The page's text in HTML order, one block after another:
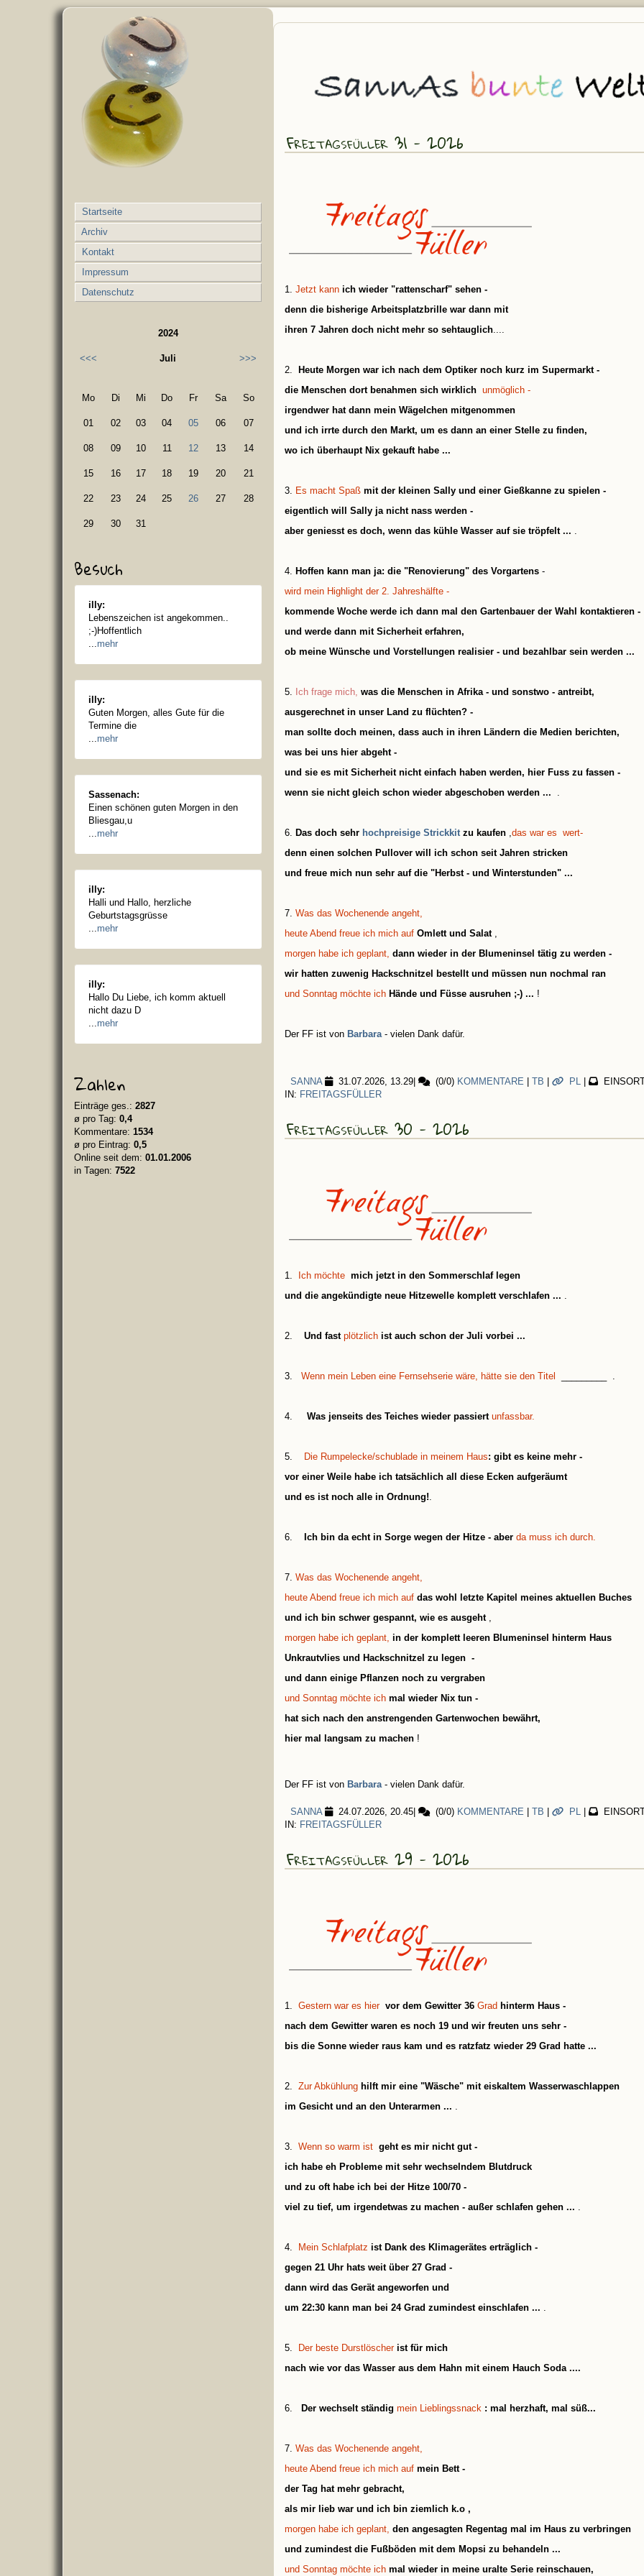
Freitagsfüller 31 - 2026
1. Jetzt kann ich wieder "rattenscharf" sehen -
denn die bisherige Arbeitsplatzbrille war dann mit
ihren 7 Jahren doch nicht mehr so sehtauglich....
2.
Heute Morgen war ich nach dem Optiker noch kurz im Supermarkt -
die Menschen dort benahmen sich wirklich unmöglich -
irgendwer hat dann mein Wägelchen mitgenommen
und ich irrte durch den Markt, um es dann an einer Stelle zu finden,
wo ich überhaupt Nix gekauft habe ...
3. Es macht Spaß mit der kleinen Sally und einer Gießkanne zu spielen -
eigentlich will Sally ja nicht nass werden -
aber geniesst es doch, wenn das kühle Wasser auf sie tröpfelt ... .
4. Hoffen kann man ja: die "Renovierung" des Vorgartens -
wird mein Highlight der 2. Jahreshälfte -
kommende Woche werde ich dann mal den Gartenbauer der Wahl kontaktieren -
und werde dann mit Sicherheit erfahren,
ob meine Wünsche und Vorstellungen realisier - und bezahlbar sein werden ...
5. Ich frage mich, was die Menschen in Afrika - und sonstwo - antreibt,
ausgerechnet in unser Land zu flüchten? -
man sollte doch meinen, dass auch in ihren Ländern die Medien berichten,
was bei uns hier abgeht -
und sie es mit Sicherheit nicht einfach haben werden, hier Fuss zu fassen -
wenn sie nicht gleich schon wieder abgeschoben werden ... .
6. Das doch sehr hochpreisige Strickkitzu kaufen ,das war es wert-
denn einen solchen Pullover will ich schon seit Jahren stricken
und freue mich nun sehr auf die "Herbst - und Winterstunden" ...
7. Was das Wochenende angeht,
heute Abend freue ich mich auf Omlett und Salat,
morgen habe ich geplant, dann wieder in der Blumeninsel tätig zu werden -
wir hatten zuwenig Hackschnitzel bestellt und müssen nun nochmal ran
und Sonntag möchte ich Hände und Füsse ausruhen ;-) ... !
Der FF ist von Barbara- vielen Dank dafür.
SANNA 31.07.2026, 13.29 (0/0) KOMMENTARE TB PL
IN: FREITAGSFÜLLER
Freitagsfüller 30 - 2026
1. Ich möchte mich jetzt in den Sommerschlaf legen
und die angekündigte neue Hitzewelle komplett verschlafen ... .
2. Und fastplötzlich ist auch schon der Juli vorbei ...
3. Wenn mein Leben eine Fernsehserie wäre, hätte sie den Titel _________ .
4. Was jenseits des Teiches wieder passiertunfassbar.
5. Die Rumpelecke/schublade in meinem Haus: gibt es keine mehr -
vor einer Weile habe ich tatsächlich all diese Ecken aufgeräumt
und es ist noch alle in Ordnung!.
6. Ich bin da echt in Sorge wegen der Hitze - aber da muss ich durch.
7. Was das Wochenende angeht,
heute Abend freue ich mich auf das wohl letzte Kapitel meines aktuellen Buches
und ich bin schwer gespannt, wie es ausgeht,
morgen habe ich geplant, in der komplett leeren Blumeninsel hinterm Haus
Unkrautvlies und Hackschnitzel zu legen -
und dann einige Pflanzen noch zu vergraben
und Sonntag möchte ich mal wieder Nix tun -
hat sich nach den anstrengenden Gartenwochen bewährt,
hier mal langsam zu machen !
Der FF ist von Barbara- vielen Dank dafür.
SANNA 24.07.2026, 20.45 (0/0) KOMMENTARE TB PL
IN: FREITAGSFÜLLER
Freitagsfüller 29 - 2026
1. Gestern war es hier vor dem Gewitter 36 Grad hinterm Haus -
nach dem Gewitter waren es noch 19 und wir freuten uns sehr -
bis die Sonne wieder raus kam und es ratzfatz wieder 29 Grad hatte ...
2. Zur Abkühlung hilft mir eine "Wäsche" mit eiskaltem Wasserwaschlappen
im Gesicht und an den Unterarmen ... .
3. Wenn so warm ist geht es mir nicht gut -
ich habe eh Probleme mit sehr wechselndem Blutdruck
und zu oft habe ich bei der Hitze 100/70 -
viel zu tief, um irgendetwas zu machen - außer schlafen gehen ... .
4. Mein Schlafplatz ist Dank des Klimagerätes erträglich -
gegen 21 Uhr hats weit über 27 Grad -
dann wird das Gerät angeworfen und
um 22:30 kann man bei 24 Grad zumindest einschlafen ... .
5. Der beste Durstlöscher ist für mich
nach wie vor das Wasser aus dem Hahn mit einem Hauch Soda....
6. Der wechselt ständig mein Lieblingssnack : mal herzhaft, mal süß...
7. Was das Wochenende angeht,
heute Abend freue ich mich auf mein Bett -
der Tag hat mehr gebracht,
als mir lieb war und ich bin ziemlich k.o ,
morgen habe ich geplant, den angesagten Regentag mal im Haus zu verbringen
und zumindest die Fußböden mit dem Mopsi zu behandeln ...
und Sonntag möchte ich mal wieder in meine uralte Serie reinschauen,
Startseite
Archiv
Kontakt
Impressum
Datenschutz
2024
<<< Juli >>>
Mo Di Mi Do Fr Sa So
01 02 03 04 05 06 07
08 09 10 11 12 13 14
15 16 17 18 19 20 21
22 23 24 25 26 27 28
29 30 31
Besuch
illy:
Lebenszeichen ist angekommen..
;-)Hoffentlich
...mehr
illy:
Guten Morgen, alles Gute für die
Termine die
...mehr
Sassenach:
Einen schönen guten Morgen in den
Bliesgau,u
...mehr
illy:
Halli und Hallo, herzliche
Geburtstagsgrüsse
...mehr
illy:
Hallo Du Liebe, ich komm aktuell
nicht dazu D
...mehr
Zahlen
Einträge ges.: 2827
ø pro Tag: 0,4
Kommentare: 1534
ø pro Eintrag: 0,5
Online seit dem: 01.01.2006
in Tagen: 7522